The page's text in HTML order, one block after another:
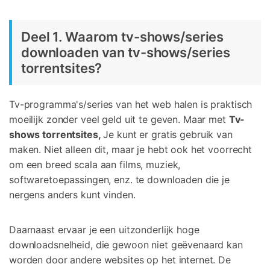
Deel 1. Waarom tv-shows/series
downloaden van tv-shows/series
torrentsites?
Tv-programma's/series van het web halen is praktisch
moeilijk zonder veel geld uit te geven. Maar met Tv-
shows torrentsites, Je kunt er gratis gebruik van
maken. Niet alleen dit, maar je hebt ook het voorrecht
om een breed scala aan films, muziek,
softwaretoepassingen, enz. te downloaden die je
nergens anders kunt vinden.
Daarnaast ervaar je een uitzonderlijk hoge
downloadsnelheid, die gewoon niet geëvenaard kan
worden door andere websites op het internet. De